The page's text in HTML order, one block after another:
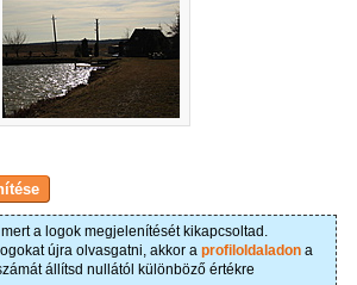
a logok megjelenítését kikapcsoltad.
újra olvasgatni, akkor a profiloldaladona
állítsd nullától különböző értékre